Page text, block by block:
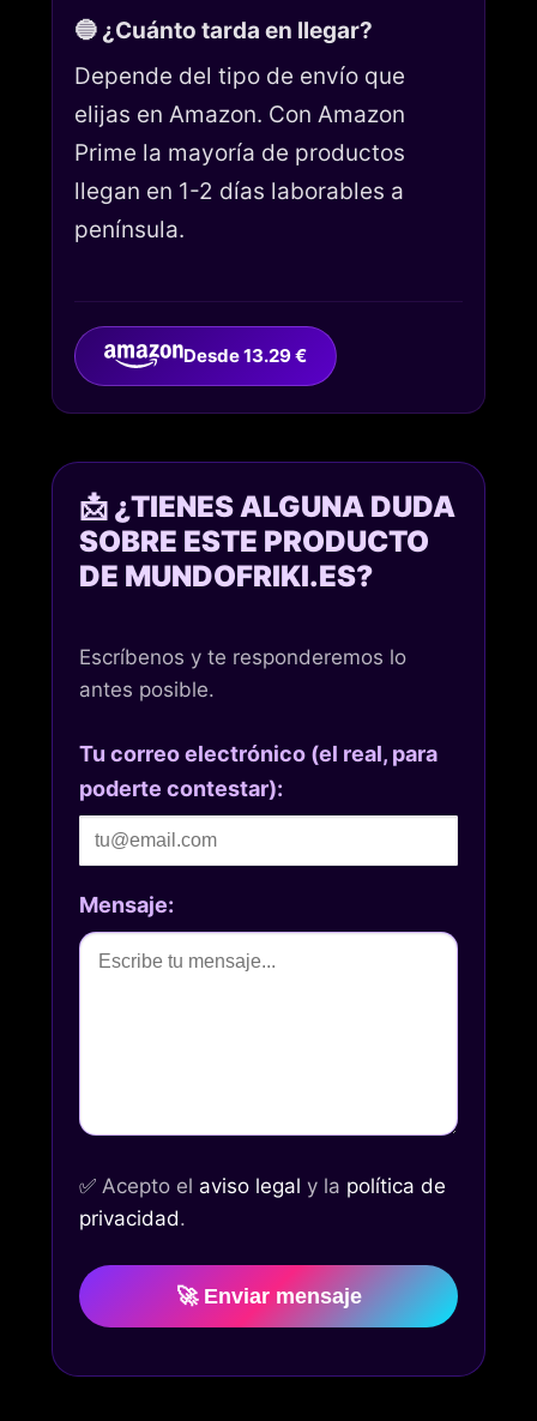
🔵 ¿Cuánto tarda en llegar?
Depende del tipo de envío que
elijas en Amazon. Con Amazon
Prime la mayoría de productos
llegan en 1-2 días laborables a
península.
Desde 13.29 €
📩 ¿TIENES ALGUNA DUDA
SOBRE ESTE PRODUCTO
DE MUNDOFRIKI.ES?
Escríbenos y te responderemos lo
antes posible.
Tu correo electrónico (el real, para
poderte contestar):
Mensaje:
✅ Acepto el aviso legal y la política de
privacidad.
🚀 Enviar mensaje